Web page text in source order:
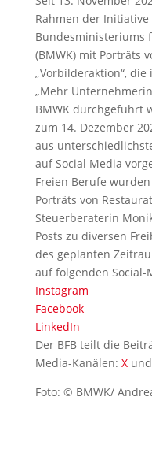
Rahmen der Initiative
Bundesministeriums
(BMWK) mit Porträts
„Vorbilderaktion“,
„Mehr
BMWK durchgeführt
zum 14. Dezember
aus
auf Social Media
Freien Berufe
Porträts von
Steuerberaterin
Posts zu diversen
des geplanten
auf folgenden Social-
Instagram
Facebook
LinkedIn
Der BFB teilt die
Media-Kanälen: Xund
Foto: © BMWK/